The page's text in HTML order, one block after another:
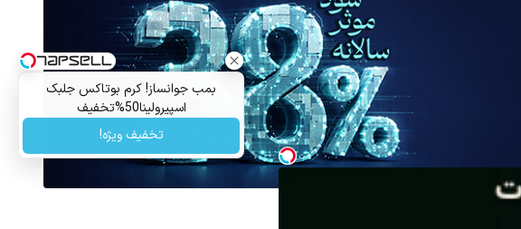
بمب جوانساز! کرم بوتاکس جلبک
اسپیرولینا50%تخفیف
تخفیف ویژه!